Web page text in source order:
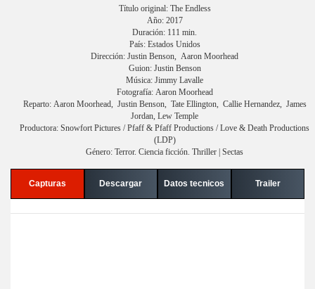
Título original: The Endless
Año: 2017
Duración: 111 min.
País: Estados Unidos
Dirección: Justin Benson, Aaron Moorhead
Guion: Justin Benson
Música: Jimmy Lavalle
Fotografía: Aaron Moorhead
Reparto: Aaron Moorhead, Justin Benson, Tate Ellington, Callie Hernandez, James
Jordan, Lew Temple
Productora: Snowfort Pictures / Pfaff & Pfaff Productions / Love & Death Productions
(LDP)
Género: Terror. Ciencia ficción. Thriller | Sectas
Capturas Descargar Datos tecnicos Trailer